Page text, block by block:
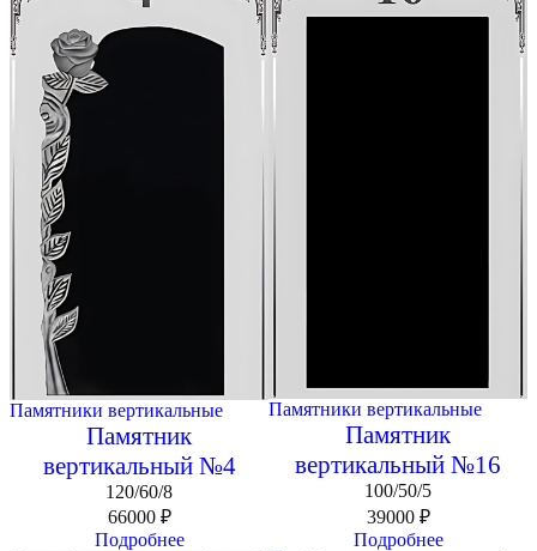
Памятники вертикальные
Памятник
вертикальный №4
120/60/8
66000 ₽
Подробнее
Памятники вертикальные
Памятник
вертикальный №16
100/50/5
39000 ₽
Подробнее